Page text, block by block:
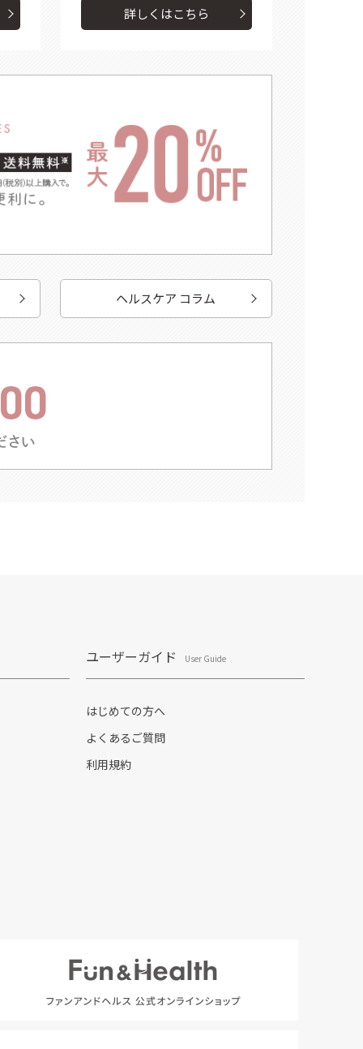
詳しくはこちら
ヘルスケア コラム
ユーザーガイド User Guide
はじめての方へ
よくあるご質問
利用規約